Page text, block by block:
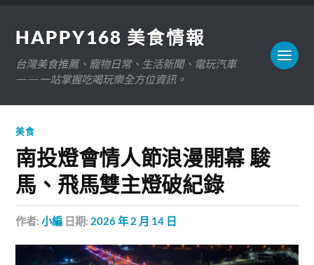
HAPPY168 美食情報
台灣美食推薦、寵物日常、生活新聞、電玩汽車
——一站掌握吃喝玩樂全方位資訊。
美食
南投燈會情人節浪漫開幕 駿
馬、飛馬雙主燈破紀錄
作者:小編 日期: 2026 年 2 月 14 日